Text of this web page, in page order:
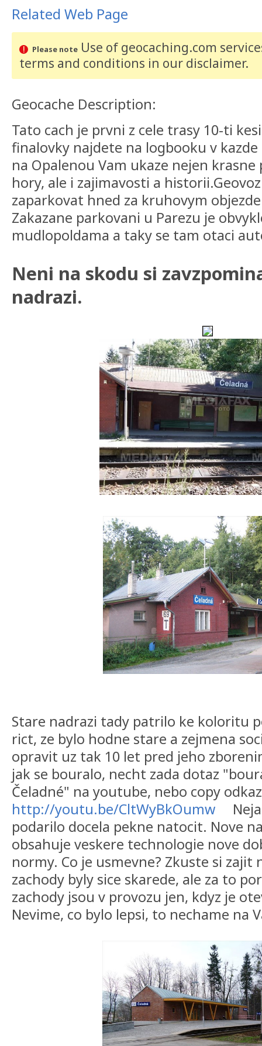
Related Web Page
Please noteUse of geocaching.com
terms and conditions in our disclaimer.
Geocache Description:
Tato cach je prvni z cele trasy 10-ti
finalovky najdete na logbooku v
na Opalenou Vam ukaze nejen
hory, ale i zajimavosti a
zaparkovat hned za kruhovym
Zakazane parkovani u Parezu je
mudlopoldama a taky se tam otaci
Neni na skodu si
nadrazi.
Stare nadrazi tady patrilo ke koloritu
rict, ze bylo hodne stare a zejmena
opravit uz tak 10 let pred jeho
jak se bouralo, necht zada dotaz
Čeladné" na youtube, nebo copy
http://youtu.be/CltWyBkOumw
podarilo docela pekne natocit. Nove
obsahuje veskere technologie nove
normy. Co je usmevne? Zkuste si zajit
zachody byly sice skarede, ale za to
zachody jsou v provozu jen, kdyz je
Nevime, co bylo lepsi, to nechame na